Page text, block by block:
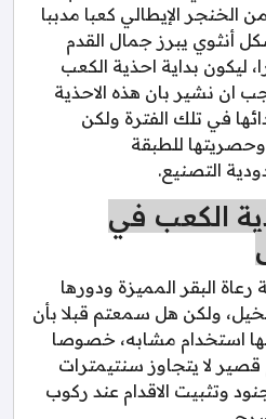
الخنجر الإيطالي كعبا مدببا
أنثوي يبرز جمال القدم
ليكون بداية احذية الكعب
ان نشير بان هذه الاحذية
في تلك الفترة ولكن
للطبقة
التصنيع.
الكعب في
البقر المميزة ودورها
ولكن هل سمعتم قبلا بأن
استخدام مشابه، خصوصا
لا يتجاوز سنتيمترات
وتثبيت الاقدام عند ركوب